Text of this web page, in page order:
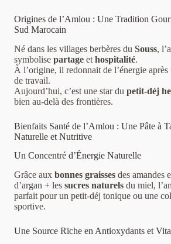
Origines de l’Amlou : Une Tradition
Sud Marocain
Né dans les villages berbères du Souss,
symbolise partage et hospitalité.
À l’origine, il redonnait de l’énergie après
de travail.
Aujourd’hui, c’est une star du petit-déj
bien au-delà des frontières.
Bienfaits Santé de l’Amlou : Une Pâte à
Naturelle et Nutritive
Un Concentré d’Énergie Naturelle
Grâce aux bonnes graisses des amandes
d’argan + les sucres naturels du miel,
parfait pour un petit-déj tonique ou une
sportive.
Une Source Riche en Antioxydants et